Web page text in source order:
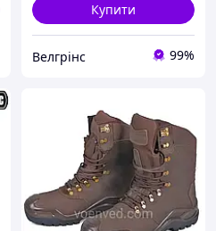
Купити
Велгрінс 99%